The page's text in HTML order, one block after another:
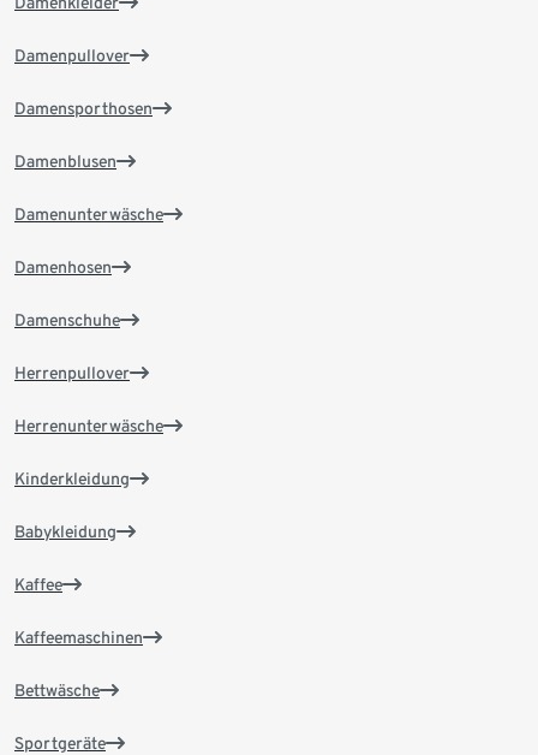
Damenpullover
Damensporthosen
Damenblusen
Damenunterwäsche
Damenhosen
Damenschuhe
Herrenpullover
Herrenunterwäsche
Kinderkleidung
Babykleidung
Kaffee
Kaffeemaschinen
Bettwäsche
Sportgeräte